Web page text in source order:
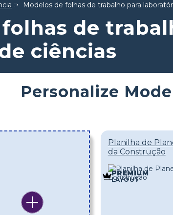
Modelos de folhas de trabalho para
de
ciências
Personalize
Planilha de
da Construção
PREMIUM
LAYOUT